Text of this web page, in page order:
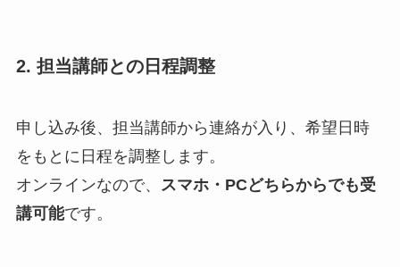
2. 担当講師との日程調整
申し込み後、担当講師から連絡が入り、希望日時
をもとに日程を調整します。
オンラインなので、 スマホ・PCどちらからでも受
講可能です。